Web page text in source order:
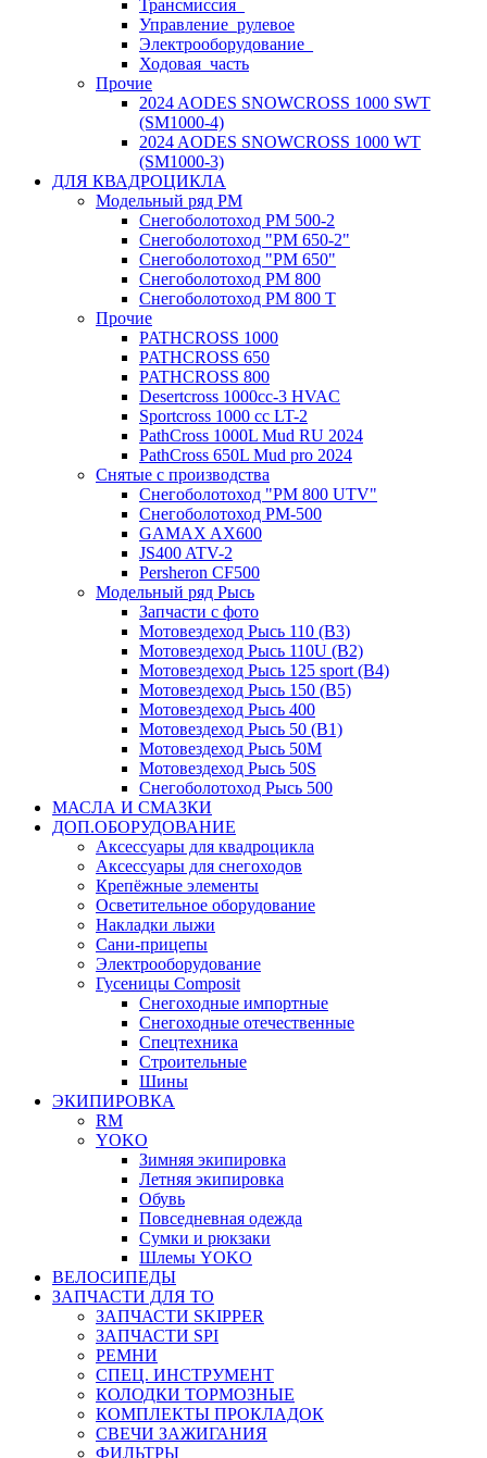
Трансмиссия_
Управление_рулевое
Электрооборудование_
Ходовая_часть
Прочие
2024 AODES SNOWCROSS 1000 SWT
(SM1000-4)
2024 AODES SNOWCROSS 1000 WT
(SM1000-3)
ДЛЯ КВАДРОЦИКЛА
Модельный ряд РМ
Снегоболотоход РМ 500-2
Снегоболотоход "РМ 650-2"
Снегоболотоход "РМ 650"
Снегоболотоход РМ 800
Снегоболотоход РМ 800 Т
Прочие
PATHCROSS 1000
PATHCROSS 650
PATHCROSS 800
Desertcross 1000cc-3 HVAC
Sportcross 1000 cc LT-2
PathCross 1000L Mud RU 2024
PathCross 650L Mud pro 2024
Снятые с производства
Снегоболотоход "РМ 800 UTV"
Снегоболотоход РМ-500
GAMAX AX600
JS400 ATV-2
Persheron CF500
Модельный ряд Рысь
Запчасти с фото
Мотовездеход Рысь 110 (B3)
Мотовездеход Рысь 110U (B2)
Мотовездеход Рысь 125 sport (B4)
Мотовездеход Рысь 150 (B5)
Мотовездеход Рысь 400
Мотовездеход Рысь 50 (B1)
Мотовездеход Рысь 50M
Мотовездеход Рысь 50S
Снегоболотоход Рысь 500
МАСЛА И СМАЗКИ
ДОП.ОБОРУДОВАНИЕ
Аксессуары для квадроцикла
Аксессуары для снегоходов
Крепёжные элементы
Осветительное оборудование
Накладки лыжи
Сани-прицепы
Электрооборудование
Гусеницы Composit
Снегоходные импортные
Снегоходные отечественные
Спецтехника
Строительные
Шины
ЭКИПИРОВКА
RM
YOKO
Зимняя экипировка
Летняя экипировка
Обувь
Повседневная одежда
Сумки и рюкзаки
Шлемы YOKO
ВЕЛОСИПЕДЫ
ЗАПЧАСТИ ДЛЯ ТО
ЗАПЧАСТИ SKIPPER
ЗАПЧАСТИ SPI
РЕМНИ
СПЕЦ. ИНСТРУМЕНТ
КОЛОДКИ ТОРМОЗНЫЕ
КОМПЛЕКТЫ ПРОКЛАДОК
СВЕЧИ ЗАЖИГАНИЯ
ФИЛЬТРЫ